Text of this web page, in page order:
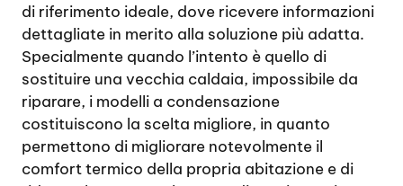
di riferimento ideale, dove ricevere informazioni
dettagliate in merito alla soluzione più adatta.
Specialmente quando l’intento è quello di
sostituire una vecchia caldaia, impossibile da
riparare, i modelli a condensazione
costituiscono la scelta migliore, in quanto
permettono di migliorare notevolmente il
comfort termico della propria abitazione e di